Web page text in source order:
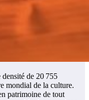
de 20 755
mondial de la culture.
patrimoine de tout